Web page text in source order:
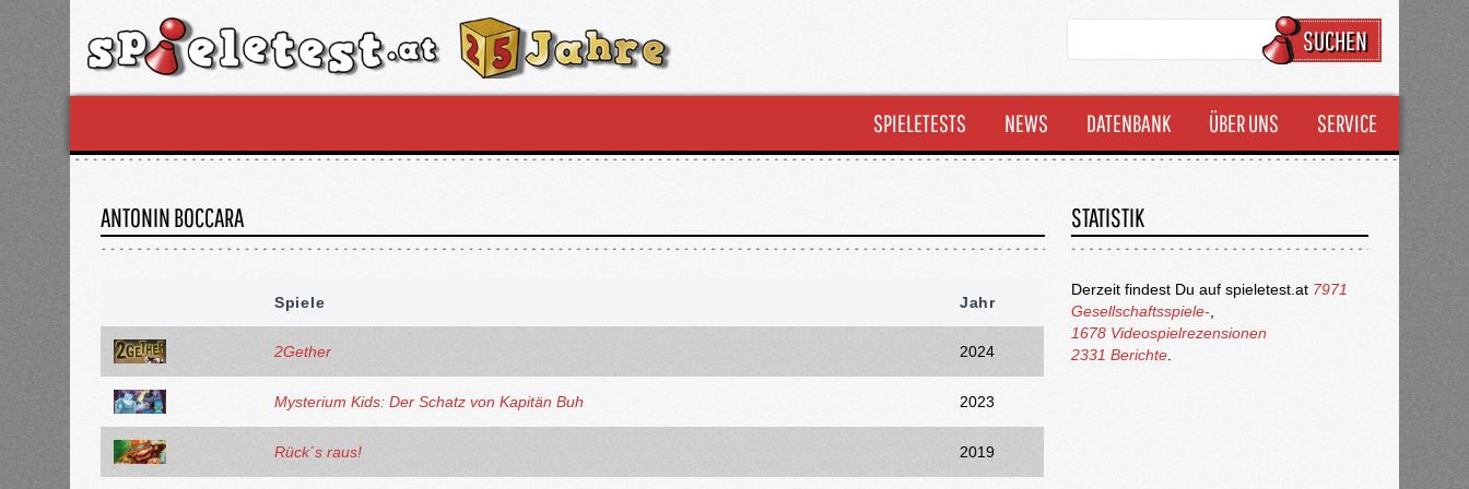
SUCHEN
SPIELETESTS NEWS DATENBANK ÜBER UNS SERVICE
ANTONIN BOCCARA
Spiele Jahr
2Gether 2024
Mysterium Kids: Der Schatz von Kapitän Buh 2023
Rück´s raus! 2019
STATISTIK
Derzeit findest Du auf spieletest.at 7971
Gesellschaftsspiele-,
1678 Videospielrezensionen
2331 Berichte.